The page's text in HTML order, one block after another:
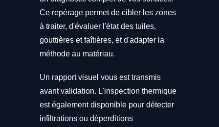
Ce repérage permet de cibler les zones
à traiter, d'évaluer l'état des tuiles,
gouttières et faîtières, et d'adapter la
méthode au matériau.
Un rapport visuel vous est transmis
avant validation. L'inspection thermique
est également disponible pour détecter
infiltrations ou déperditions